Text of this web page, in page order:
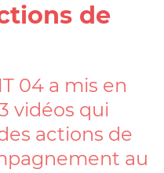
de
04 a mis en
vidéos qui
actions de
au